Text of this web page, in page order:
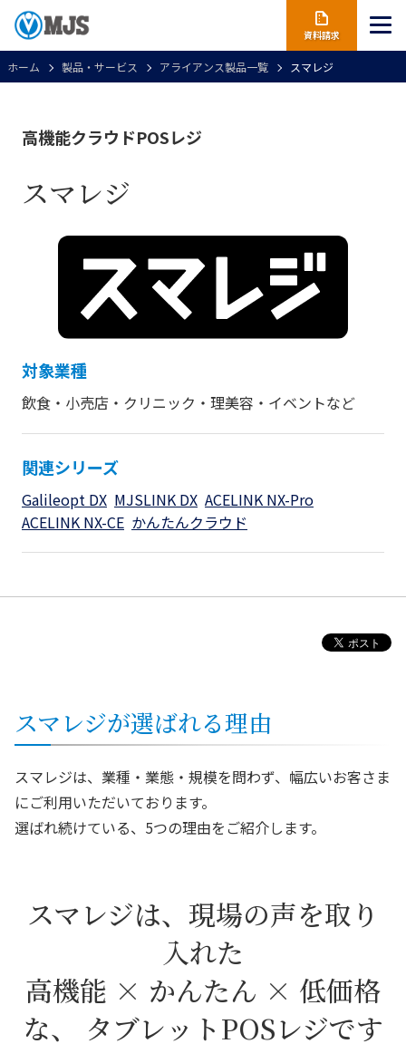
資料請求
ホーム 製品・サービス アライアンス製品一覧 スマレジ
高機能クラウドPOSレジ
スマレジ
対象業種
飲食・小売店・クリニック・理美容・イベントなど
関連シリーズ
Galileopt DX MJSLINK DX ACELINK NX-Pro
ACELINK NX-CE かんたんクラウド
スマレジが選ばれる理由
スマレジは、業種・業態・規模を問わず、幅広いお客さま
にご利用いただいております。
選ばれ続けている、5つの理由をご紹介します。
スマレジは、現場の声を取り
入れた
高機能 × かんたん × 低価格
な、 タブレットPOSレジです